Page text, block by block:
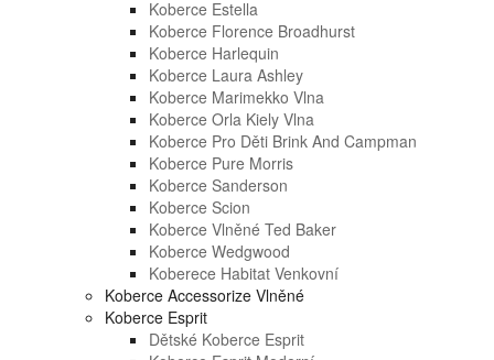
Koberce Estella
Koberce Florence Broadhurst
Koberce Harlequin
Koberce Laura Ashley
Koberce Marimekko Vlna
Koberce Orla Kiely Vlna
Koberce Pro Děti Brink And Campman
Koberce Pure Morris
Koberce Sanderson
Koberce Scion
Koberce Vlněné Ted Baker
Koberce Wedgwood
Koberece Habitat Venkovní
Koberce Accessorize Vlněné
Koberce Esprit
Dětské Koberce Esprit